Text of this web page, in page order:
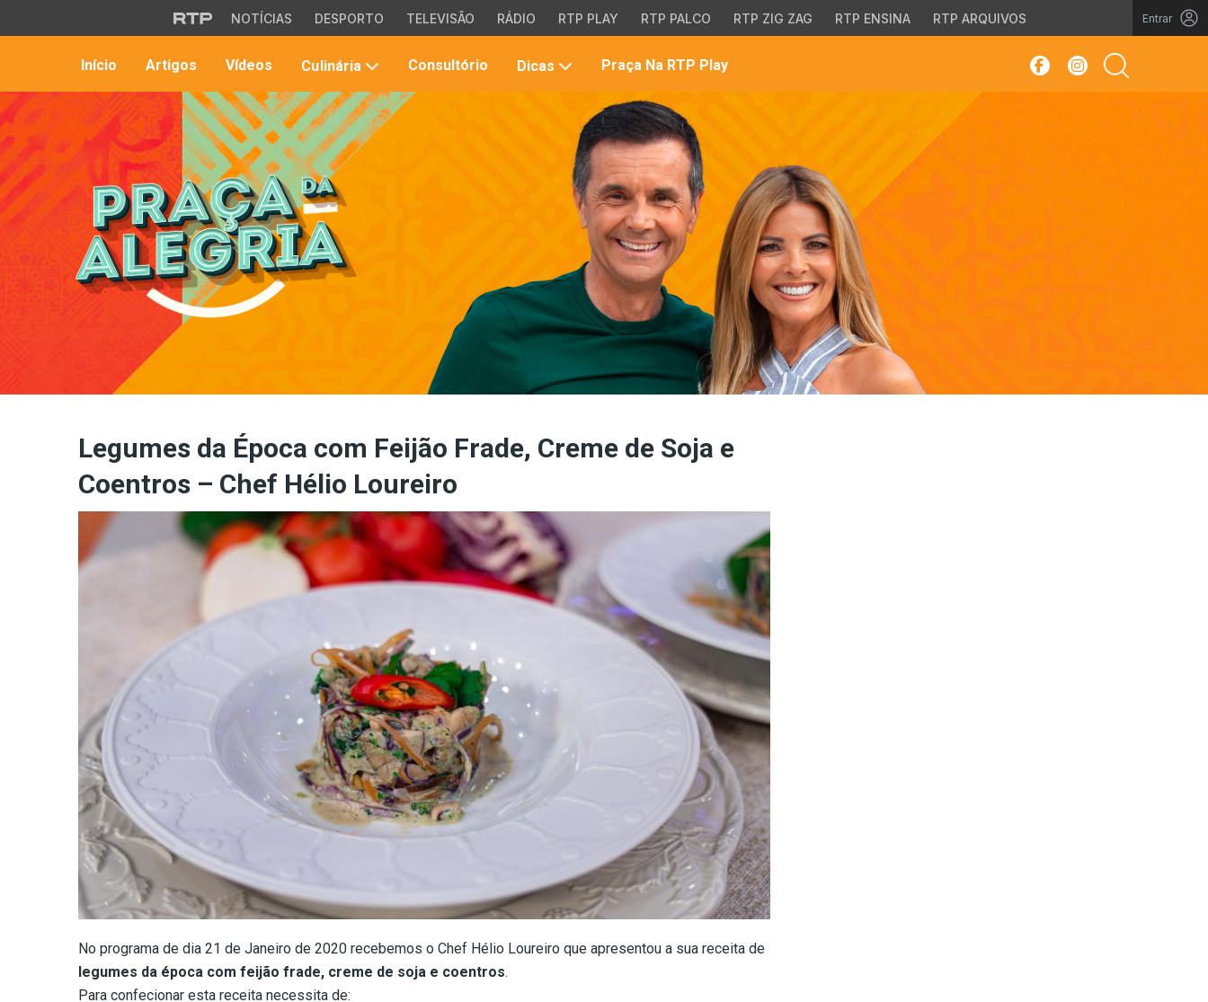
Saltar para o conteúdo principal
NOTÍCIAS DESPORTO TELEVISÃO RÁDIO RTP PLAY RTP PALCO RTP ZIG ZAG RTP ENSINA RTP ARQUIVOS Entrar
Início Artigos Vídeos Culinária Consultório Dicas Praça Na RTP Play
site
Legumes da Época com Feijão Frade, Creme de Soja e
Coentros – Chef Hélio Loureiro
No programa de dia 21 de Janeiro de 2020 recebemos o Chef Hélio Loureiro que apresentou a sua receita de
legumes da época com feijão frade, creme de soja e coentros.
Para confecionar esta receita necessita de: